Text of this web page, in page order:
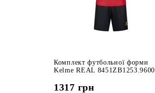
Комплект футбольної форми
Kelme REAL 8451ZB1253.9600
1317 грн